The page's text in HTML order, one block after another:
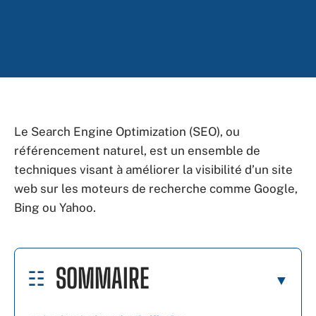
Le Search Engine Optimization (SEO), ou
référencement naturel, est un ensemble de
techniques visant à améliorer la visibilité d’un site
web sur les moteurs de recherche comme Google,
Bing ou Yahoo.
SOMMAIRE